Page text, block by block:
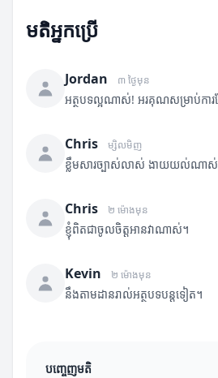
មតិអ្នកប្រើ
Jordan ៣ ថ្ងៃមុន
អត្ថបទល្អណាស់! អរគុណសម្រាប់ការ
Chris ម្សិលមិញ
ខ្លឹមសារច្បាស់លាស់ ងាយយល់ណា
Chris ២ ម៉ោងមុន
ខ្ញុំពិតជាចូលចិត្តអានវាណាស់។
Kevin ២ ម៉ោងមុន
នឹងតាមដានរាល់អត្ថបទបន្តទៀត។
បញ្ចេញមតិ